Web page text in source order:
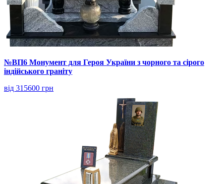
№ВП6 Монумент для Героя України з чорного та сірого
індійського граніту
від 315600 грн